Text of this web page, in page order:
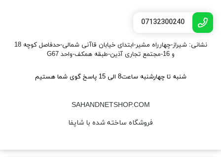
07132300240
نشانی: شیراز-چهارراه مشیر-ابتدای خیابان قاآنی شمالی-حدفاصل کوچه 18
و 16-مجتمع تجاری آذین-طبقه همکف-واحد G67
شنبه تا چهارشنبه ساعت8 الی 15 پاسخ گوی شما هستیم
SAHANDNETSHOP.COM
فروشگاه ساخته شده با شاپفا